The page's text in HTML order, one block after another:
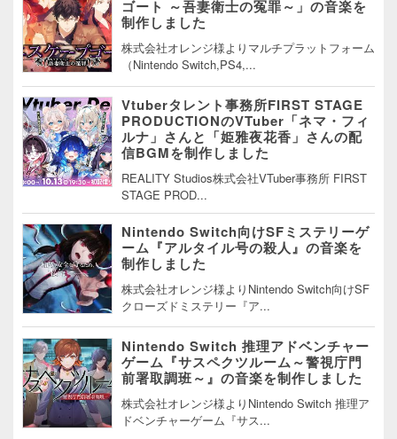
ゴート ～吾妻衛士の冤罪～」の音楽を
制作しました
株式会社オレンジ様よりマルチプラットフォーム
（Nintendo Switch,PS4,...
Vtuberタレント事務所FIRST STAGE
PRODUCTIONのVTuber「ネマ・フィ
ルナ」さんと「姫雅夜花香」さんの配
信BGMを制作しました
REALITY Studios株式会社VTuber事務所 FIRST
STAGE PROD...
Nintendo Switch向けSFミステリーゲ
ーム『アルタイル号の殺人』の音楽を
制作しました
株式会社オレンジ様よりNintendo Switch向けSF
クローズドミステリー『ア...
Nintendo Switch 推理アドベンチャー
ゲーム『サスペクツルーム～警視庁門
前署取調班～』の音楽を制作しました
株式会社オレンジ様よりNintendo Switch 推理ア
ドベンチャーゲーム『サス...